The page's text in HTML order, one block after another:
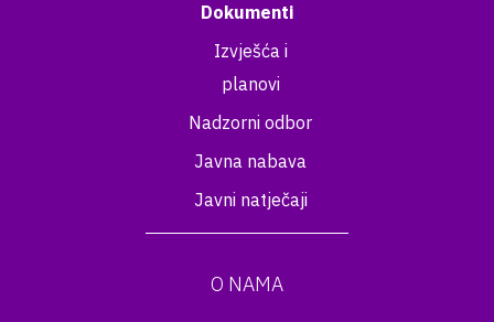
Dokumenti
Izvješća i
planovi
Nadzorni odbor
Javna nabava
Javni natječaji
O NAMA